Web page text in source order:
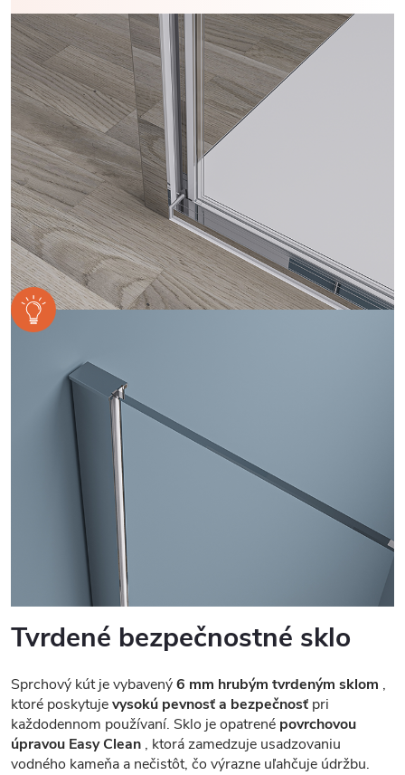
Tvrdené bezpečnostné sklo
Sprchový kút je vybavený6 mm hrubým tvrdeným sklom ,
ktoré poskytujevysokú pevnosť a bezpečnosť pri
každodennom používaní. Sklo je opatrené povrchovou
úpravou Easy Clean , ktorá zamedzuje usadzovaniu
vodného kameňa a nečistôt, čo výrazne uľahčuje údržbu.